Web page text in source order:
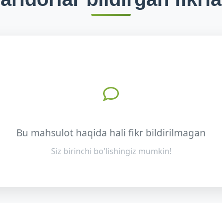
Bu mahsulot haqida hali fikr bildirilmagan
Siz birinchi bo'lishingiz mumkin!